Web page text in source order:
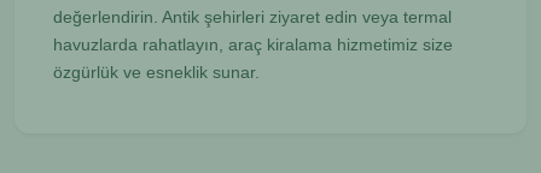
değerlendirin. Antik şehirleri ziyaret edin veya termal
havuzlarda rahatlayın, araç kiralama hizmetimiz size
özgürlük ve esneklik sunar.